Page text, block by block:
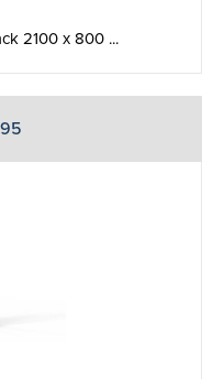
2100 x 800 ...